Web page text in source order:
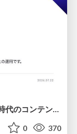
0 370